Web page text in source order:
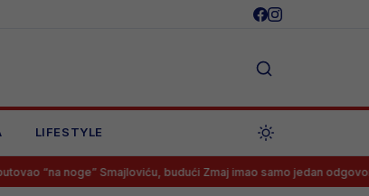
LIFESTYLE
Smajloviću, budući Zmaj imao samo jedan odgovor